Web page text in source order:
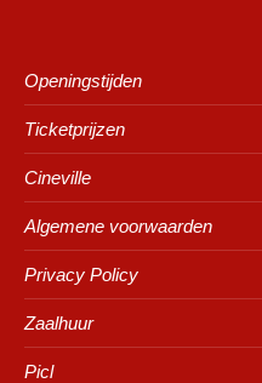
Openingstijden
Ticketprijzen
Cineville
Algemene voorwaarden
Privacy Policy
Zaalhuur
Picl